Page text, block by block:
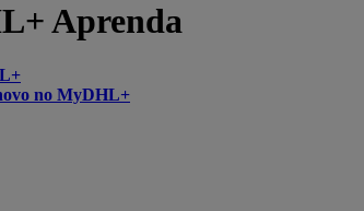
Aprenda
no MyDHL+